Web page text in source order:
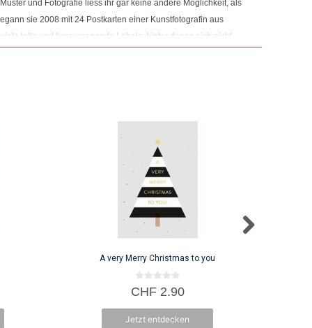
und Fotografie liess ihr gar keine andere Möglichkeit, als
sie 2008 mit 24 Postkarten einer Kunstfotografin aus
tolle und herausragende Labels, hinter denen sich nicht
Menschen verbargen, die sie dazu veranlassten,
A very Merry Christmas to you
0
v
5
CHF2.90
Jetzt entdecken